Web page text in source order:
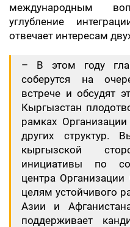
международным
углубление
отвечает интересам
– В этом году
соберутся на
встрече и обсудят
Кыргызстан
рамках
других структур.
кыргызской
инициативы по
центра
целям устойчивого
Азии и
поддерживает